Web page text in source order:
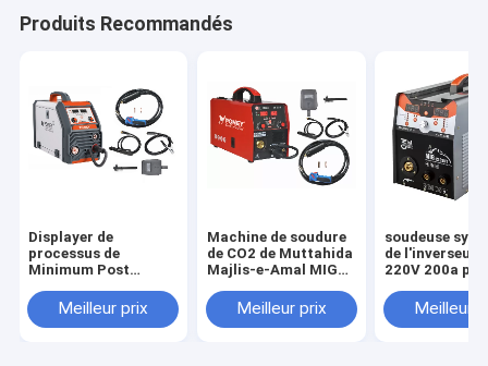
Produits Recommandés
Displayer de
processus de
Minimum Post
synergique du CO2
MIG de bouclier de
Meilleur prix
Machine de soudure
de CO2 de Muttahida
Majlis-e-Amal MIG
de synergique
d'inverseur
Meilleur prix
soudeuse
de l'inverseur
220V 200a
d'aluminium/
Meilleur